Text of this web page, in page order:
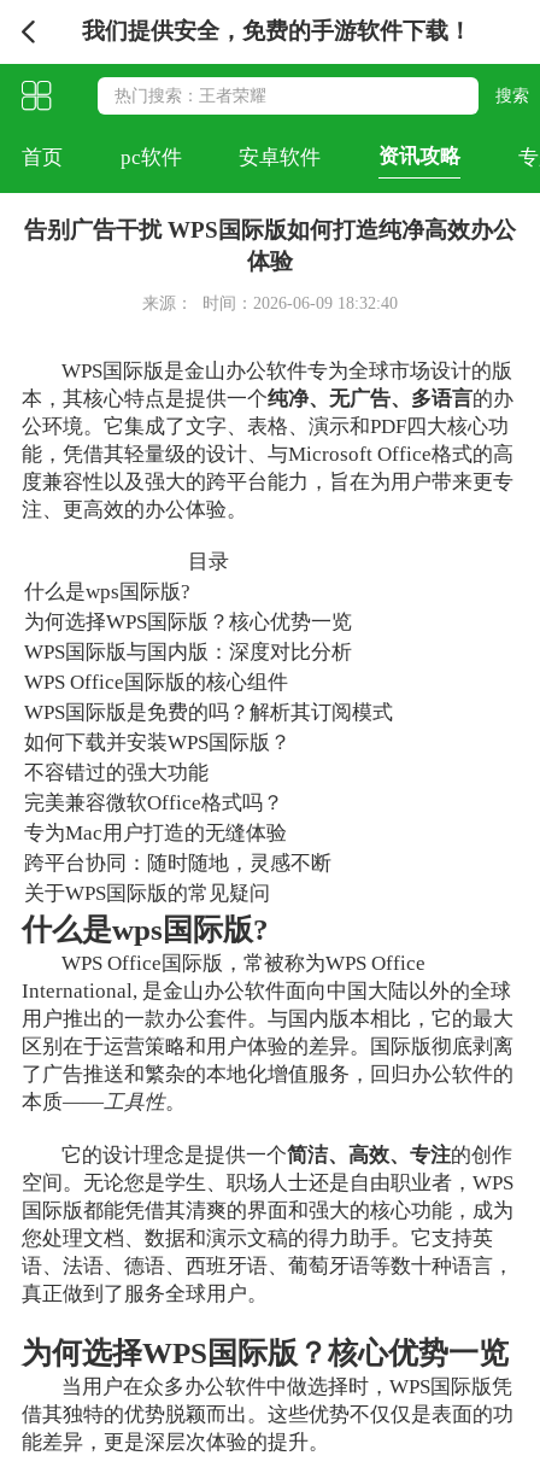
我们提供安全，免费的手游软件下载！
首页 pc软件 安卓软件 资讯攻略
告别广告干扰 WPS国际版如何打造纯净高效办公
体验
来源： 时间：2026-06-09 18:32:40
WPS国际版是金山办公软件专为全球市场设计的版
本，其核心特点是提供一个纯净、无广告、多语言的办
公环境。它集成了文字、表格、演示和PDF四大核心功
能，凭借其轻量级的设计、与Microsoft Office格式的高
度兼容性以及强大的跨平台能力，旨在为用户带来更专
注、更高效的办公体验。
目录
什么是wps国际版?
为何选择WPS国际版？核心优势一览
WPS国际版与国内版：深度对比分析
WPS Office国际版的核心组件
WPS国际版是免费的吗？解析其订阅模式
如何下载并安装WPS国际版？
不容错过的强大功能
完美兼容微软Office格式吗？
专为Mac用户打造的无缝体验
跨平台协同：随时随地，灵感不断
关于WPS国际版的常见疑问
什么是wps国际版?
WPS Office国际版，常被称为WPS Office
International, 是金山办公软件面向中国大陆以外的全球
用户推出的一款办公套件。与国内版本相比，它的最大
区别在于运营策略和用户体验的差异。国际版彻底剥离
了广告推送和繁杂的本地化增值服务，回归办公软件的
本质——工具性。
它的设计理念是提供一个简洁、高效、专注的创作
空间。无论您是学生、职场人士还是自由职业者，WPS
国际版都能凭借其清爽的界面和强大的核心功能，成为
您处理文档、数据和演示文稿的得力助手。它支持英
语、法语、德语、西班牙语、葡萄牙语等数十种语言，
真正做到了服务全球用户。
为何选择WPS国际版？核心优势一览
当用户在众多办公软件中做选择时，WPS国际版凭
借其独特的优势脱颖而出。这些优势不仅仅是表面的功
能差异，更是深层次体验的提升。